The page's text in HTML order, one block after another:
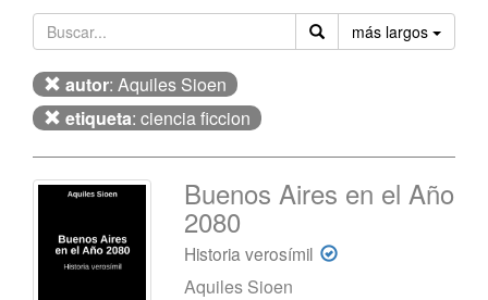
más largos
autor: Aquiles Sioen
etiqueta: ciencia ficcion
Buenos Aires en el Año
2080
Historia verosímil
Aquiles Sioen